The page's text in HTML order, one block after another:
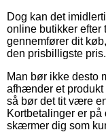
Dog kan det
online butikker efter
gennemfører dit
den prisbilligste pris.
Man bør ikke desto
afhænder et produkt
så bør det tit være
Kortbetalinger er
skærmer dig som